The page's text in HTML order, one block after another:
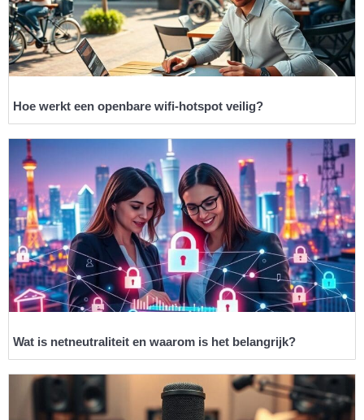
Hoe werkt een openbare wifi-hotspot veilig?
Wat is netneutraliteit en waarom is het belangrijk?